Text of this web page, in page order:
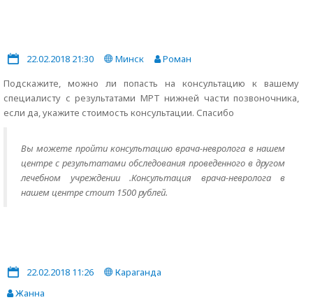
22.02.2018 21:30 Минск
Роман
Подскажите, можно ли попасть на консультацию к вашему
специалисту с результатами МРТ нижней части позвоночника,
если да, укажите стоимость консультации. Спасибо
Вы можете пройти консультацию врача-невролога в нашем
центре с результатами обследования проведенного в другом
лечебном учреждении .Консультация врача-невролога в
нашем центре стоит 1500 рублей.
22.02.2018 11:26
Караганда
Жанна